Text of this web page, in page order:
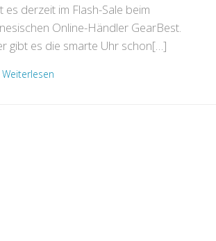
es derzeit im Flash-Sale beim
Online-Händler GearBest.
gibt es die smarte Uhr schon[…]
Weiterlesen